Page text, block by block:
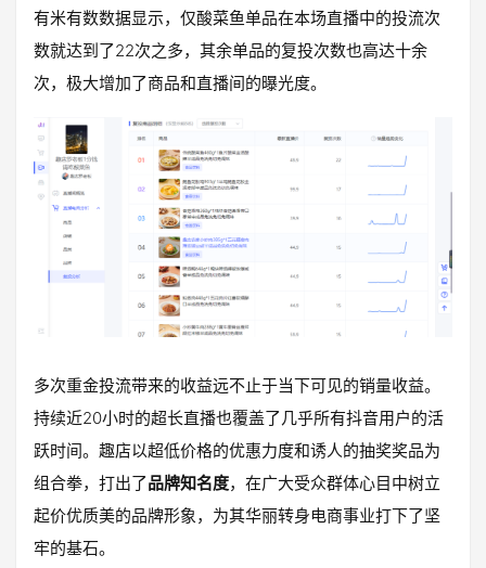
有米有数数据显示，仅酸菜鱼单品在本场直播中的投流次
数就达到了22次之多，其余单品的复投次数也高达十余
次，极大增加了商品和直播间的曝光度。
多次重金投流带来的收益远不止于当下可见的销量收益。
持续近20小时的超长直播也覆盖了几乎所有抖音用户的活
跃时间。趣店以超低价格的优惠力度和诱人的抽奖奖品为
组合拳，打出了品牌知名度，在广大受众群体心目中树立
起价优质美的品牌形象，为其华丽转身电商事业打下了坚
牢的基石。